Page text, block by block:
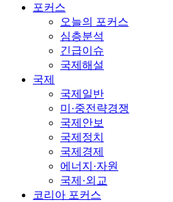
포커스
오늘의 포커스
심층분석
긴급이슈
국제해설
국제
국제일반
미·중전략경쟁
국제안보
국제정치
국제경제
에너지·자원
국제·외교
코리아 포커스